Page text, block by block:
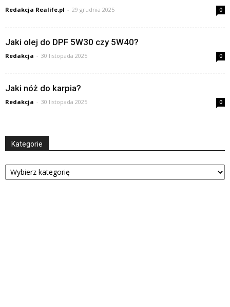
Redakcja Realife.pl - 29 grudnia 2025 0
Jaki olej do DPF 5W30 czy 5W40?
Redakcja - 30 listopada 2025 0
Jaki nóż do karpia?
Redakcja - 30 listopada 2025 0
Kategorie
Kategorie